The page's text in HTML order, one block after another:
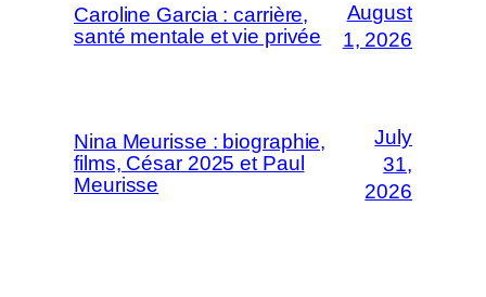
Caroline Garcia : carrière,
santé mentale et vie privée
August
1, 2026
Nina Meurisse : biographie,
films, César 2025 et Paul
Meurisse
July
31,
2026